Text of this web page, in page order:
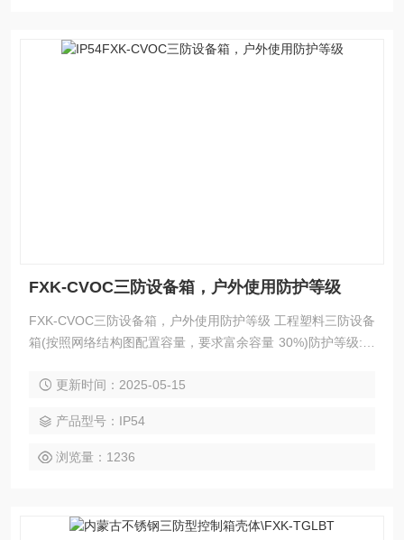
FXK-CVOC三防设备箱，户外使用防护等级
FXK-CVOC三防设备箱，户外使用防护等级 工程塑料三防设备
箱(按照网络结构图配置容量，要求富余容量 30%)防护等级:不
（简称“三防”）的优异性能上。这些特性使得三防设备箱能够
更新时间：2025-05-15
产品型号：IP54
浏览量：1236